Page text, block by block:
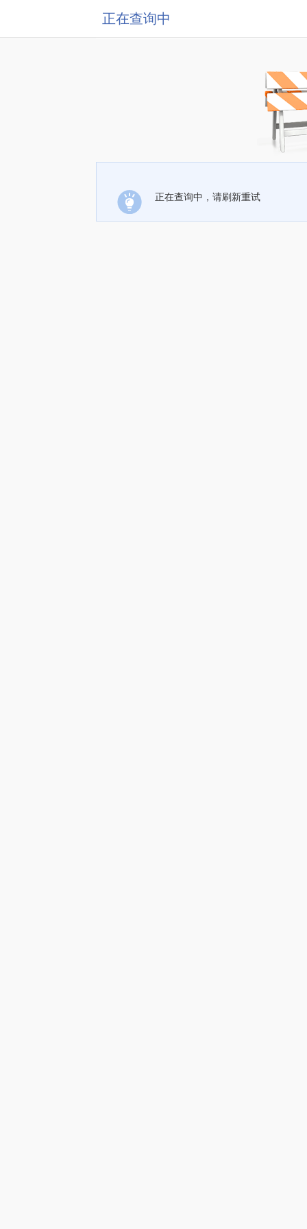
正在查询中
正在查询中，请刷新重试